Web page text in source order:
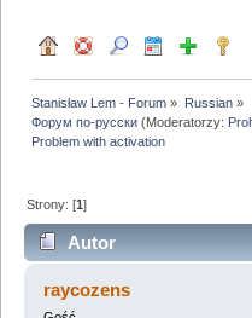
Stanisław Lem - Forum » Russian»
Форум по-русски (Moderatorzy:
Problem with activation
Strony: [1]
Autor
raycozens